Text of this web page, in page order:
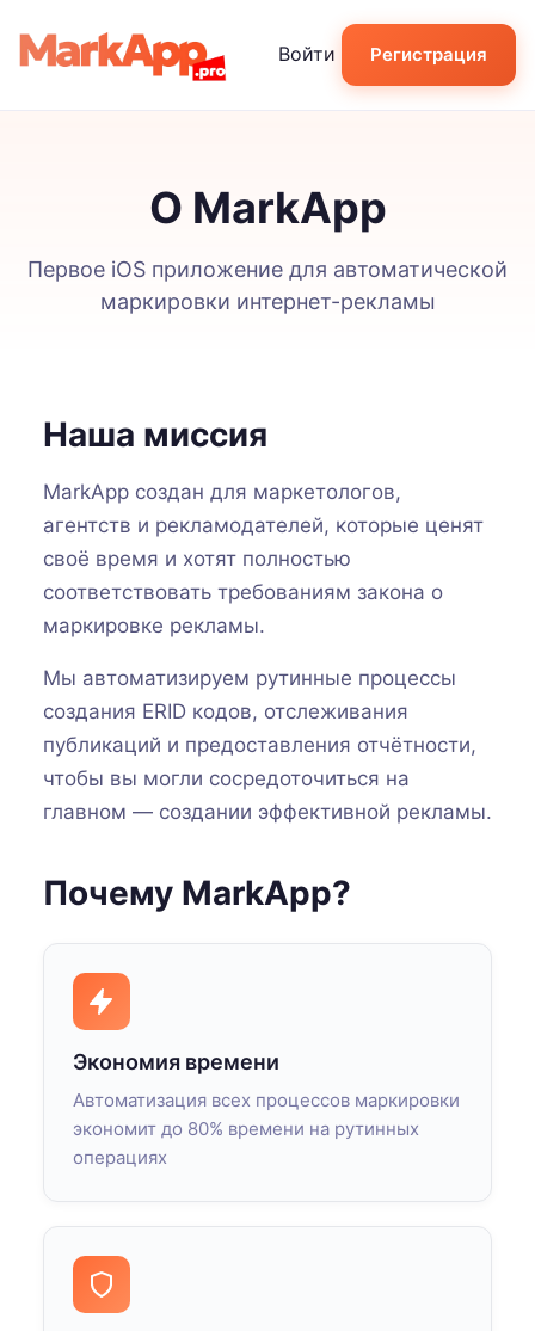
Войти Регистрация
О MarkApp
Первое iOS приложение для автоматической
маркировки интернет-рекламы
Наша миссия
MarkApp создан для маркетологов,
агентств и рекламодателей, которые ценят
своё время и хотят полностью
соответствовать требованиям закона о
маркировке рекламы.
Мы автоматизируем рутинные процессы
создания ERID кодов, отслеживания
публикаций и предоставления отчётности,
чтобы вы могли сосредоточиться на
главном — создании эффективной рекламы.
Почему MarkApp?
Экономия времени
Автоматизация всех процессов маркировки
экономит до 80% времени на рутинных
операциях